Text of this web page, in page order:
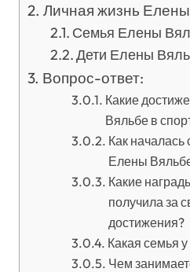
Личная жизнь
Семья Елены
Дети Елены
Вопрос-ответ:
Какие
Вяльбе в
Как началась
Елены
Какие
получила за
достижения?
Какая семья
Чем